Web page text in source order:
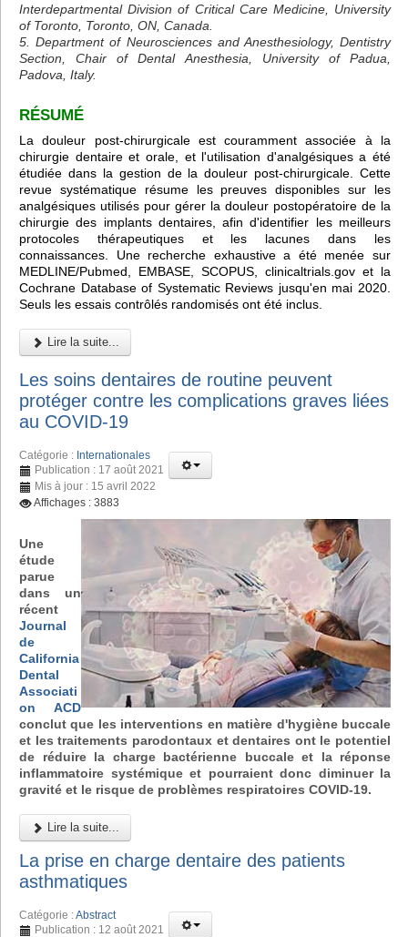
Interdepartmental Division of Critical Care Medicine, University
of Toronto, Toronto, ON, Canada.
5. Department of Neurosciences and Anesthesiology, Dentistry
Section, Chair of Dental Anesthesia, University of Padua,
Padova, Italy.
RÉSUMÉ
La douleur post-chirurgicale est couramment associée à la
chirurgie dentaire et orale, et l'utilisation d'analgésiques a été
étudiée dans la gestion de la douleur post-chirurgicale. Cette
revue systématique résume les preuves disponibles sur les
analgésiques utilisés pour gérer la douleur postopératoire de la
chirurgie des implants dentaires, afin d'identifier les meilleurs
protocoles thérapeutiques et les lacunes dans les
connaissances. Une recherche exhaustive a été menée sur
MEDLINE/Pubmed, EMBASE, SCOPUS, clinicaltrials.gov et la
Cochrane Database of Systematic Reviews jusqu'en mai 2020.
Seuls les essais contrôlés randomisés ont été inclus.
Lire la suite...
Les soins dentaires de routine peuvent
protéger contre les complications graves liées
au COVID-19
Catégorie : Internationales
Publication : 17 août 2021
Mis à jour : 15 avril 2022
Affichages : 3883
Une
étude
parue
dans un
récent
Journal
de
California
Dental
Associati
on ACD
conclut que les interventions en matière d'hygiène buccale
et les traitements parodontaux et dentaires ont le potentiel
de réduire la charge bactérienne buccale et la réponse
inflammatoire systémique et pourraient donc diminuer la
gravité et le risque de problèmes respiratoires COVID-19.
Lire la suite...
La prise en charge dentaire des patients
asthmatiques
Catégorie :Abstract
Publication : 12 août 2021